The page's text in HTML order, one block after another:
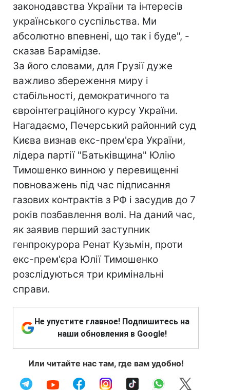
законодавства України та інтересів
українського суспільства. Ми
абсолютно впевнені, що так і буде", -
сказав Барамідзе.
За його словами, для Грузії дуже
важливо збереження миру і
стабільності, демократичного та
євроінтеграційного курсу України.
Нагадаємо, Печерський районний суд
Києва визнав екс-прем'єра України,
лідера партії "Батьківщина" Юлію
Тимошенко винною у перевищенні
повноважень під час підписання
газових контрактів з РФ і засудив до 7
років позбавлення волі. На даний час,
як заявив перший заступник
генпрокурора Ренат Кузьмін, проти
екс-прем'єра Юлії Тимошенко
розслідуються три кримінальні
справи.
Не упустите главное! Подпишитесь на
наши обновления в Google!
Или читайте нас там, где вам удобно!